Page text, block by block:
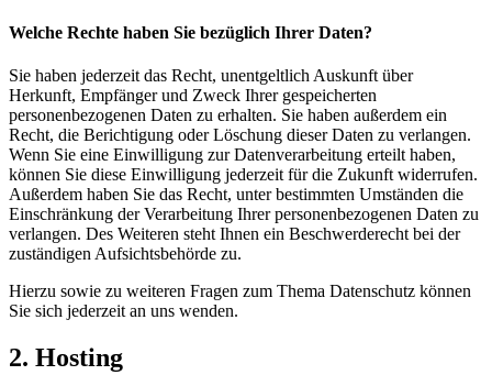
Welche Rechte haben Sie bezüglich Ihrer Daten?
Sie haben jederzeit das Recht, unentgeltlich Auskunft über
Herkunft, Empfänger und Zweck Ihrer gespeicherten
personenbezogenen Daten zu erhalten. Sie haben außerdem ein
Recht, die Berichtigung oder Löschung dieser Daten zu verlangen.
Wenn Sie eine Einwilligung zur Datenverarbeitung erteilt haben,
können Sie diese Einwilligung jederzeit für die Zukunft widerrufen.
Außerdem haben Sie das Recht, unter bestimmten Umständen die
Einschränkung der Verarbeitung Ihrer personenbezogenen Daten zu
verlangen. Des Weiteren steht Ihnen ein Beschwerderecht bei der
zuständigen Aufsichtsbehörde zu.
Hierzu sowie zu weiteren Fragen zum Thema Datenschutz können
Sie sich jederzeit an uns wenden.
2. Hosting